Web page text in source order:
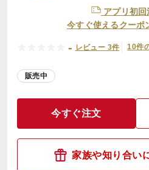
アプリ初回
今すぐ使えるクーポ
- レビュー 3件 10件
販売中
今すぐ注文
家族や知り合い